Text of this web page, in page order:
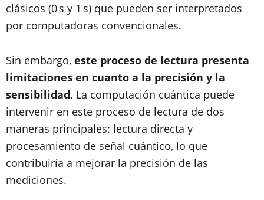
clásicos (0 s y 1 s) que pueden ser interpretados
por computadoras convencionales.
Sin embargo, este proceso de lectura presenta
limitaciones en cuanto a la precisión y la
sensibilidad. La computación cuántica puede
intervenir en este proceso de lectura de dos
maneras principales: lectura directa y
procesamiento de señal cuántico, lo que
contribuiría a mejorar la precisión de las
mediciones.